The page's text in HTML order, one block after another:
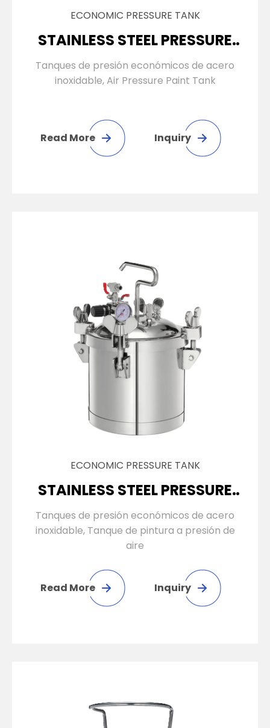
ECONOMIC PRESSURE TANK
STAINLESS STEEL PRESSURE
TANK
Tanques de presión económicos de acero
inoxidable, Air Pressure Paint Tank
Read More Inquiry
ECONOMIC PRESSURE TANK
STAINLESS STEEL PRESSURE
TANK
Tanques de presión económicos de acero
inoxidable, Tanque de pintura a presión de
aire
Read More Inquiry